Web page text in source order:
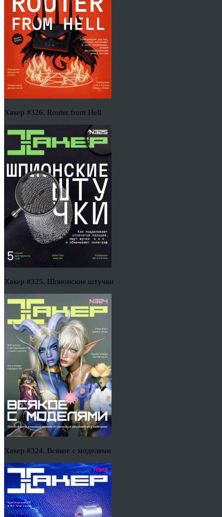
Хакер #326. Router from Hell
Хакер #325. Шпионские штучки
Хакер #324. Всякое с моделями